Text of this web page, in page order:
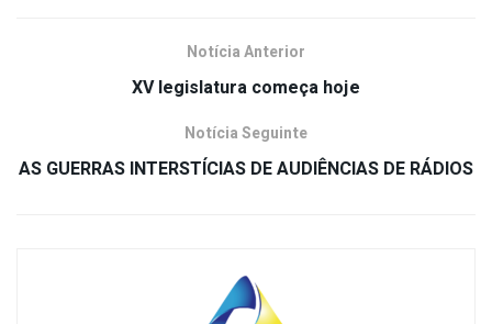
Notícia Anterior
XV legislatura começa hoje
Notícia Seguinte
AS GUERRAS INTERSTÍCIAS DE AUDIÊNCIAS DE RÁDIOS